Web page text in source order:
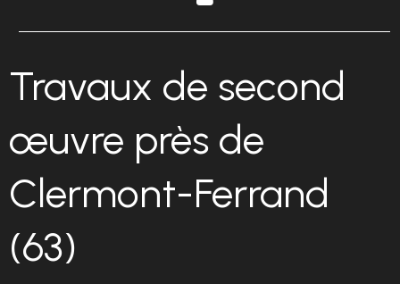
privé
Travaux de second
œuvre près de
Clermont-Ferrand
(63)